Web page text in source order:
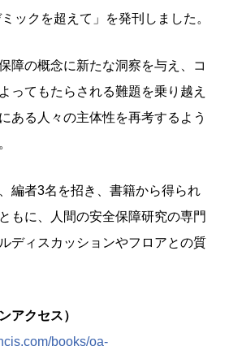
ックを超えて」を発刊しました。
障の概念に新たな洞察を与え、コ
ってもたらされる難題を乗り越え
ある人々の主体性を再考するよう
編者3名を招き、書籍から得られ
もに、人間の安全保障研究の専門
ディスカッションやフロアとの質
アクセス）
books/oa-